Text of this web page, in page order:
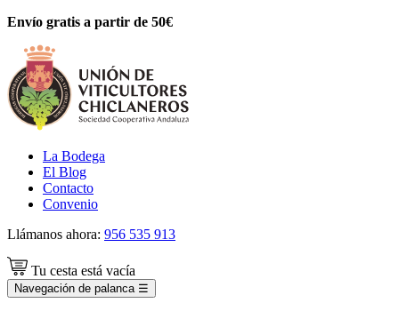
Envío gratis a partir de 50€
La Bodega
El Blog
Contacto
Convenio
Llámanos ahora: 956 535 913
Tu cesta está vacía
Navegación de palanca ☰